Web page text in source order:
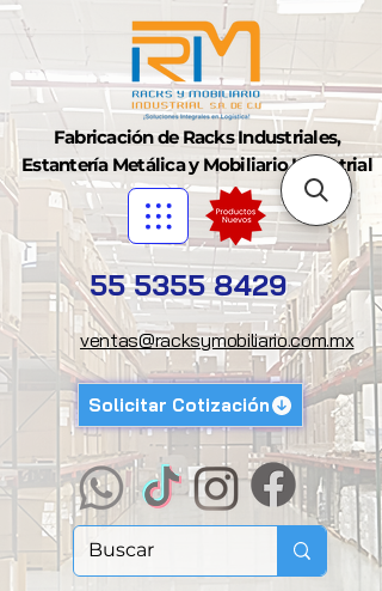
Fabricación de Racks Industriales,
Estantería Metálica y Mobiliario Industrial
55 5355 8429
ventas@racksymobiliario.com.mx
Solicitar Cotización